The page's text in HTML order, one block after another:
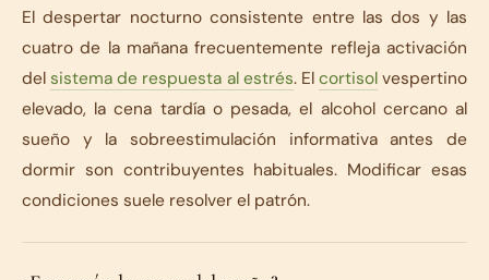
El despertar nocturno consistente entre las dos y las
cuatro de la mañana frecuentemente refleja activación
del sistema de respuesta al estrés. El cortisolvespertino
elevado, la cena tardía o pesada, el alcohol cercano al
sueño y la sobreestimulación informativa antes de
dormir son contribuyentes habituales. Modificar esas
condiciones suele resolver el patrón.